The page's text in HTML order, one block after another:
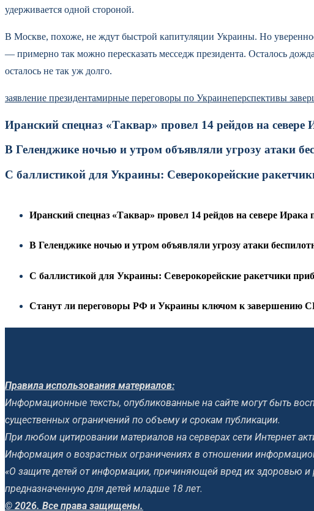
удерживается одной стороной.
В Москве, похоже, не ждут быстрой капитуляции Украины. Но
— примерно так можно пересказать месседж президента. Осталось
осталось не так уж долго.
заявление президентамирные переговоры по Украинеперспективы
Иранский спецназ «Таквар» провел 14 рейдов на
В Геленджике ночью и утром объявляли угрозу атаки
С баллистикой для Украины: Северокорейские
Иранский спецназ «Таквар» провел 14 рейдов на севере Ирака
В Геленджике ночью и утром объявляли угрозу атаки
С баллистикой для Украины: Северокорейские ракетчики
Станут ли переговоры РФ и Украины ключом к завершению
Правила использования материалов:
Информационные тексты, опубликованные на сайте могут быть
существенных ограничений по объему и срокам публикации.
При любом цитировании материалов на серверах сети Интернет
Информация о возрастных ограничениях в отношении
«О защите детей от информации, причиняющей вред их здоровью
предназначенную для детей младше 18 лет.
© 2026. Все права защищены.